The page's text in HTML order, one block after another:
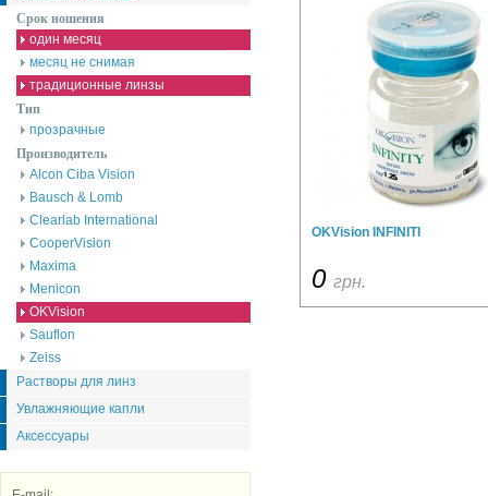
Срок ношения
один месяц
месяц не снимая
традиционные линзы
Тип
прозрачные
Производитель
Alcon Ciba Vision
Bausch & Lomb
Clearlab International
CooperVision
Maxima
Menicon
OKVision
Sauflon
Zeiss
Растворы для линз
Увлажняющие капли
Аксессуары
OKVision INFINITI
0 грн.